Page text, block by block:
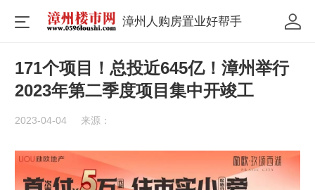
漳州人购房置业好帮手
171个项目！总投近645亿！漳州举行
2023年第二季度项目集中开竣工
2023-04-04 来源：